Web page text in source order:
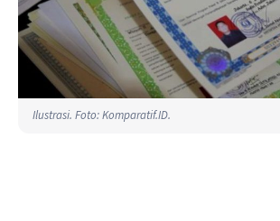
Ilustrasi. Foto: Komparatif.ID.